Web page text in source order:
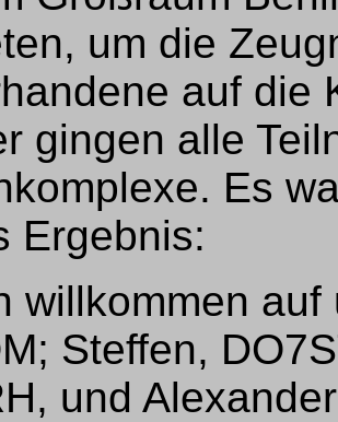
um die
auf die
gingen alle
Es
Ergebnis:
willkommen
Steffen,
und